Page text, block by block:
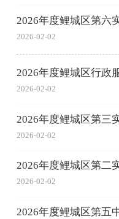
2026年度鲤城区第六
2026-02-02
2026年度鲤城区行政
2026-02-02
2026年度鲤城区第三
2026-02-02
2026年度鲤城区第二
2026-02-02
2026年度鲤城区第五